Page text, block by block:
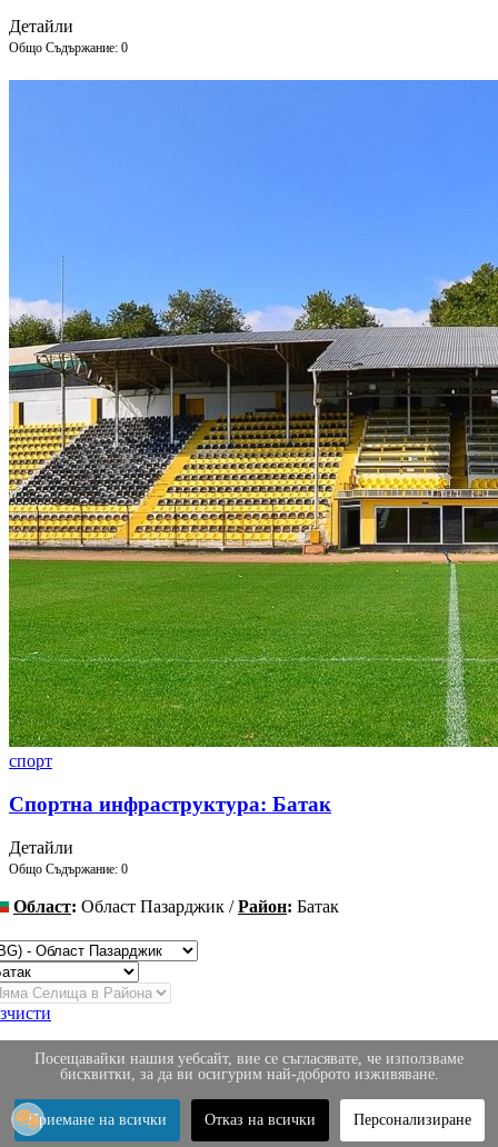
Детайли
Общо Съдържание: 0
спорт
Спортна инфраструктура: Батак
Детайли
Общо Съдържание: 0
Област: Област Пазарджик /Район: Батак
Посещавайки нашия уебсайт, вие се съгласявате, че използваме
бисквитки, за да ви осигурим най-доброто изживяване.
Приемане на всички Отказ на всички Персонализиране